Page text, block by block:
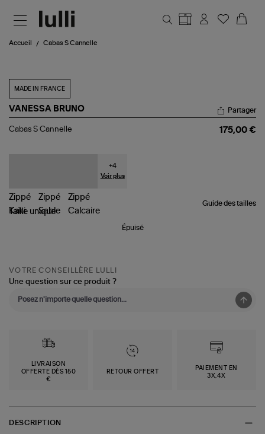
Accueil Cabas S Cannelle
MADE IN FRANCE
VANESSA BRUNO
Cabas
Partager
Cabas S Cannelle 175,00 €
+4
Voir plus
Guide des tailles
Taille unique
Épuisé
VOTRE CONSEILLÈRE LULLI
Une question sur ce produit ?
LIVRAISON
OFFERTE DÈS 150
€
RETOUR OFFERT
PAIEMENT EN
3X,4X
DESCRIPTION